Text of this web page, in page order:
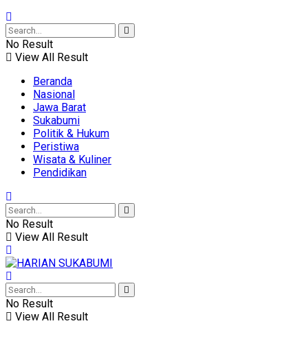
No Result
View All Result
Beranda
Nasional
Jawa Barat
Sukabumi
Politik & Hukum
Peristiwa
Wisata & Kuliner
Pendidikan
No Result
View All Result
No Result
View All Result